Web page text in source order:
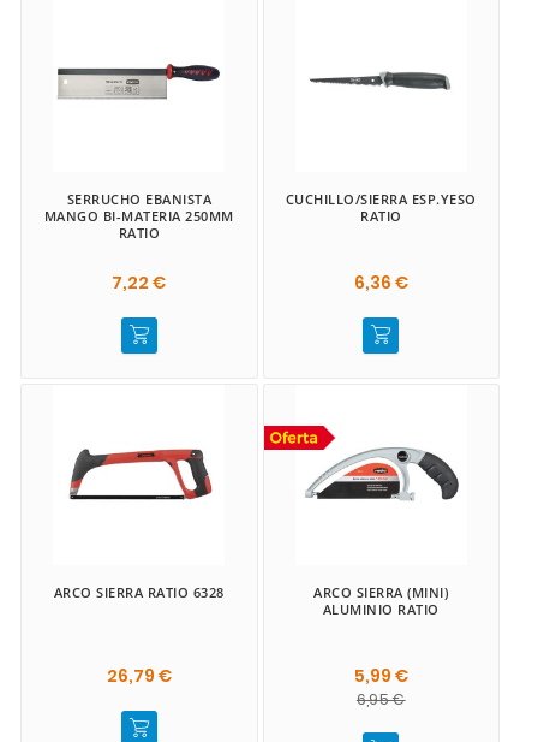
SERRUCHO EBANISTA
MANGO BI-MATERIA 250MM
RATIO
7,22 €
CUCHILLO/SIERRA ESP.YESO
RATIO
6,36 €
ARCO SIERRA RATIO 6328
26,79 €
ARCO SIERRA (MINI)
ALUMINIO RATIO
5,99 €
6,95 €